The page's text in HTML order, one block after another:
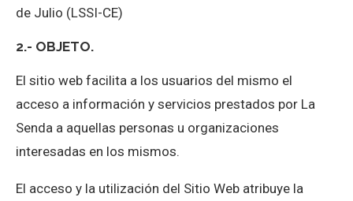
de Julio (LSSI-CE)
2.- OBJETO.
El sitio web facilita a los usuarios del mismo el
acceso a información y servicios prestados por La
Senda a aquellas personas u organizaciones
interesadas en los mismos.
El acceso y la utilización del Sitio Web atribuye la